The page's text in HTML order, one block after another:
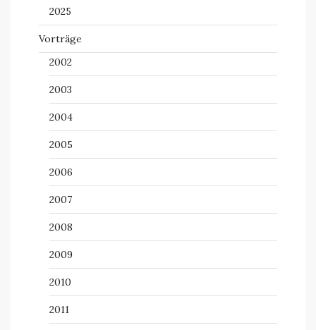
2025
Vorträge
2002
2003
2004
2005
2006
2007
2008
2009
2010
2011